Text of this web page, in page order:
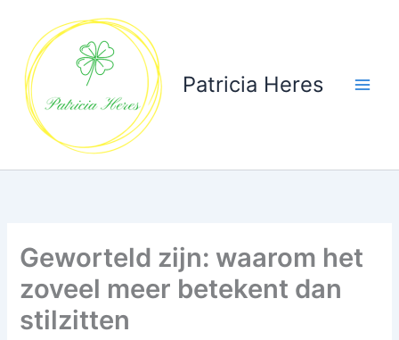
inhoud
Patricia Heres
Geworteld zijn: waarom het
zoveel meer betekent dan
stilzitten